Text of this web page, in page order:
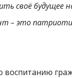
своё будущее
– это